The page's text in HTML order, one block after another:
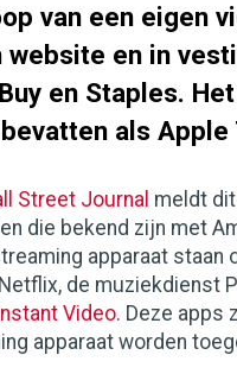
van een eigen
website en in
en Staples.
als Apple
Street Journal meldt
die bekend zijn met
apparaat staan
de muziekdienst
Video. Deze apps
apparaat worden